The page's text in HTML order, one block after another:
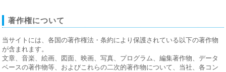
著作権について
当サイトには、各国の著作権法・条約により保護されている以下の著作物
が含まれます。
文章、音楽、絵画、図面、映画、写真、プログラム、編集著作物、データ
ベースの著作物等、およびこれらの二次的著作物について、当社、各コン